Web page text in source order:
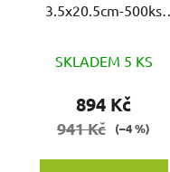
3.5x20.5cm-500ks
SKLADEM 5 KS
894 Kč
941 Kč (–4 %)